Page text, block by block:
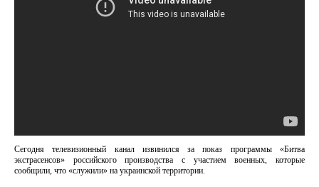
Сегодня телевизионный канал извинился за показ программы «Битва
экстрасенсов» российского производства с участием военных, которые
сообщили, что «служили» на украинской территории.